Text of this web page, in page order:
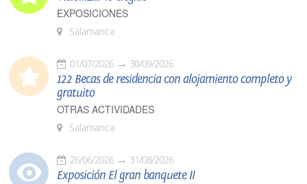
EXPOSICIONES
Salamanca
01/07/2026 30/09/2026
122 Becas de residencia con alojamiento completo y
gratuito
OTRAS ACTIVIDADES
Salamanca
26/06/2026 31/08/2026
Exposición El gran banquete II